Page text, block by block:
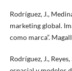
Rodríguez, J.,
marketing global.
como marca”.
Rodríguez, J.,